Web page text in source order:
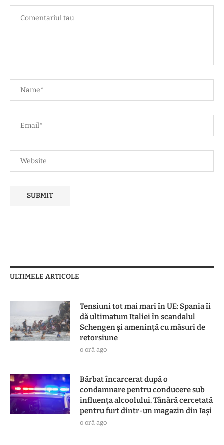
ULTIMELE ARTICOLE
Tensiuni tot mai mari în UE: Spania îi
dă ultimatum Italiei în scandalul
Schengen și amenință cu măsuri de
retorsiune
o oră ago
Bărbat încarcerat după o
condamnare pentru conducere sub
influența alcoolului. Tânără cercetată
pentru furt dintr-un magazin din Iași
o oră ago